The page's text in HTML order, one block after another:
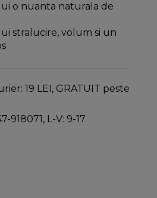
o nuanta naturala de
stralucire, volum si un
19 LEI, GRATUIT peste
918071, L-V: 9-17